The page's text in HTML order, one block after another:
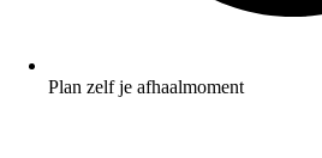
Plan zelf je afhaalmoment